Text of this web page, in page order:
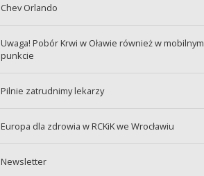
Chev Orlando
Uwaga! Pobór Krwi w Oławie również w mobilnym
punkcie
Pilnie zatrudnimy lekarzy
Europa dla zdrowia w RCKiK we Wrocławiu
Newsletter